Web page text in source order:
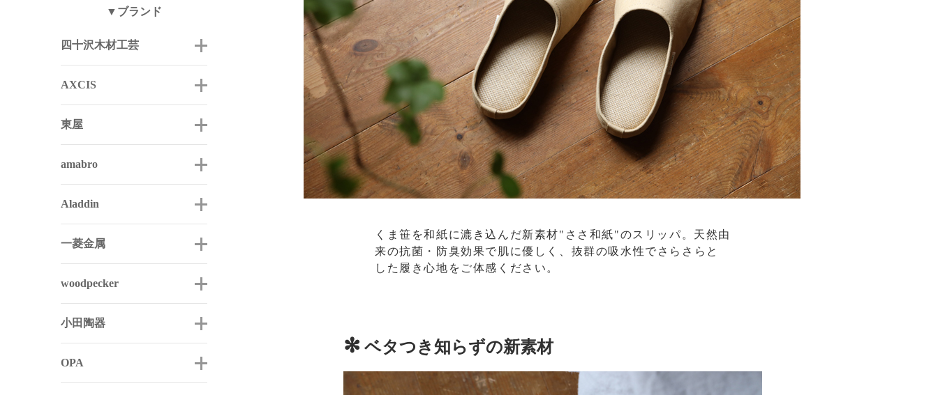
▼ブランド
四十沢木材工芸
AXCIS
東屋
amabro
Aladdin
一菱金属
woodpecker
小田陶器
OPA
くま笹を和紙に漉き込んだ新素材"ささ和紙"のスリッパ。天然由
来の抗菌・防臭効果で肌に優しく、抜群の吸水性でさらさらと
した履き心地をご体感ください。
✻ ベタつき知らずの新素材